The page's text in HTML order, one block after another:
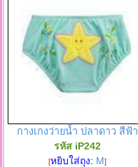
กางเกงว่ายน้ำ ปลาดาว สีฟ้า
รหัส iP242
[หยิบใส่ถุง: M]